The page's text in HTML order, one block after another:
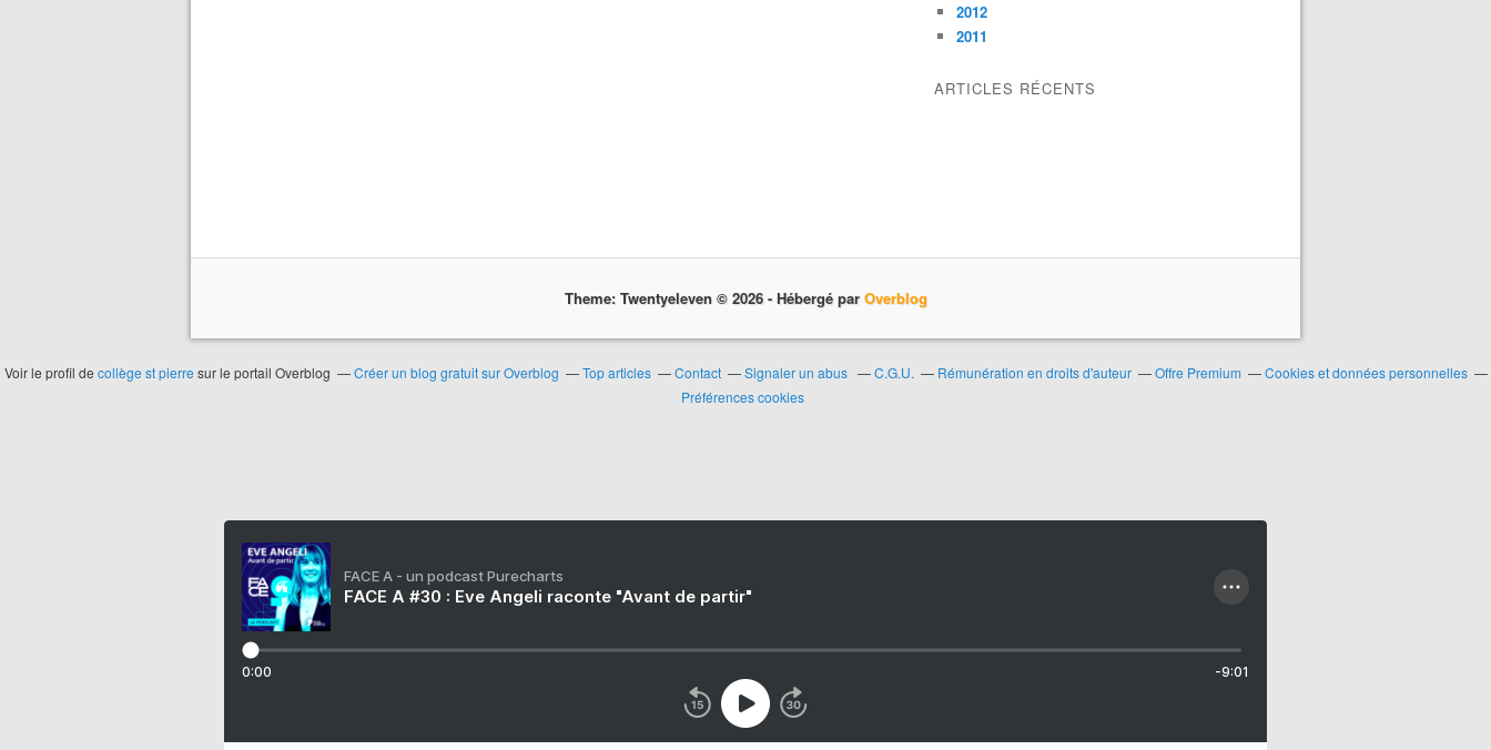
2012
2011
ARTICLES RÉCENTS
Theme: Twentyeleven © 2026 - Hébergé par Overblog
Voir le profil de collège st pierre sur le portail Overblog Créer un blog gratuit sur Overblog Top articles Contact Signaler un abus C.G.U. Rémunération en droits d'auteur Offre Premium
Cookies et données personnelles
Préférences cookies
FACE A - un podcast Purecharts
FACE A #30 : Eve Angeli raconte "Avant de partir"
0:00 -9:01